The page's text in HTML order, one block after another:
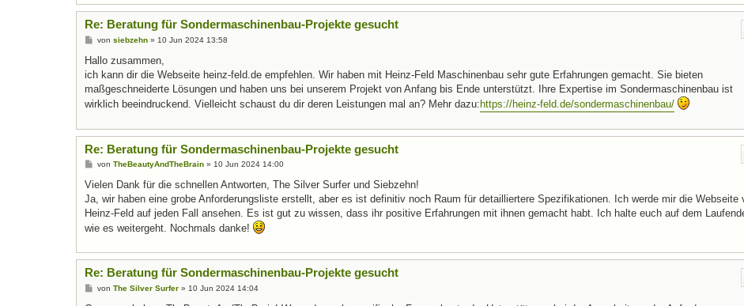
Re: Beratung für Sondermaschinenbau-Projekte gesucht
B
i
r
a
von siebzehn» 10 Jun 2024 13:58
Hallo zusammen,
ich kann dir die Webseite heinz-feld.de empfehlen. Wir haben mit Heinz-Feld Maschinenbau sehr gute Erfahrungen gemacht. Sie bieten
maßgeschneiderte Lösungen und haben uns bei unserem Projekt von Anfang bis Ende unterstützt. Ihre Expertise im Sondermaschinenbau ist
wirklich beeindruckend. Vielleicht schaust du dir deren Leistungen mal an? Mehr dazu:https://heinz-feld.de/sondermaschinenbau/
Re: Beratung für Sondermaschinenbau-Projekte gesucht
B
i
r
a
von TheBeautyAndTheBrain» 10 Jun 2024 14:00
Vielen Dank für die schnellen Antworten, The Silver Surfer und Siebzehn!
Ja, wir haben eine grobe Anforderungsliste erstellt, aber es ist definitiv noch Raum für detailliertere Spezifikationen. Ich werde mir die Webseite
Heinz-Feld auf jeden Fall ansehen. Es ist gut zu wissen, dass ihr positive Erfahrungen mit ihnen gemacht habt. Ich halte euch auf dem
wie es weitergeht. Nochmals danke!
Re: Beratung für Sondermaschinenbau-Projekte gesucht
Bvon The Silver Surfer» 10 Jun 2024 14:04